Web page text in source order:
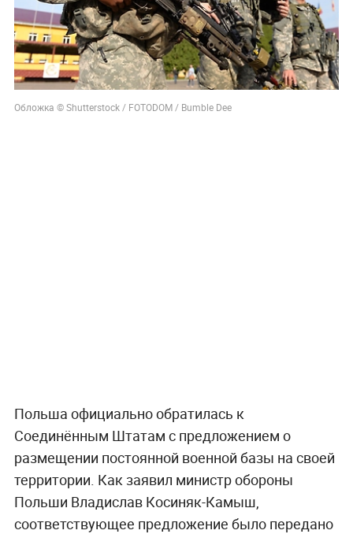
Обложка © Shutterstock / FOTODOM / Bumble Dee
Польша официально обратилась к
Соединённым Штатам с предложением о
размещении постоянной военной базы на своей
территории. Как заявил министр обороны
Польши Владислав Косиняк-Камыш,
соответствующее предложение было передано